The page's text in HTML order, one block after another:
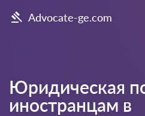
Advocate-ge.com
Юридическая
иностранцам в